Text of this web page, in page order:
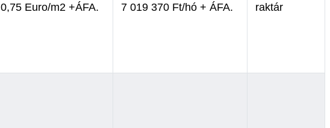
0,75 Euro/m2 +ÁFA. 7 019 370 Ft/hó + ÁFA. raktár